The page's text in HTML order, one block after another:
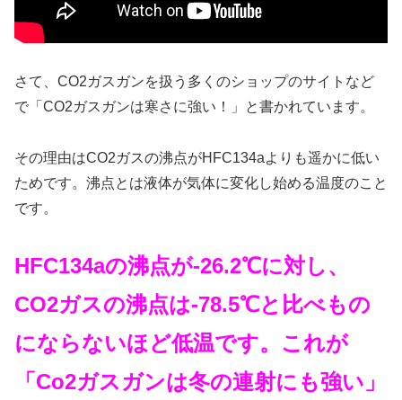
さて、CO2ガスガンを扱う多くのショップのサイトなど
で「CO2ガスガンは寒さに強い！」と書かれています。
その理由はCO2ガスの沸点がHFC134aよりも遥かに低い
ためです。沸点とは液体が気体に変化し始める温度のこと
です。
HFC134aの沸点が-26.2℃に対し、
CO2ガスの沸点は-78.5℃と比べもの
にならないほど低温です。これが
「Co2ガスガンは冬の連射にも強い」